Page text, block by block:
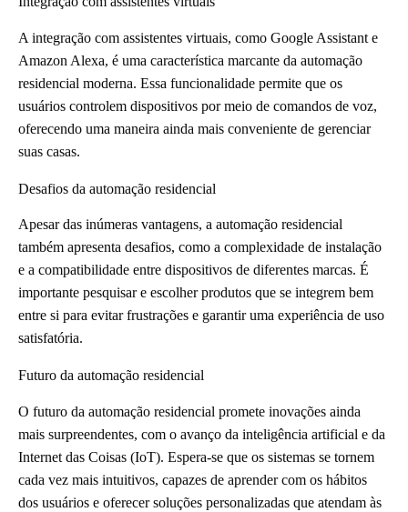
A integração com assistentes virtuais, como Google Assistant e
Amazon Alexa, é uma característica marcante da automação
residencial moderna. Essa funcionalidade permite que os
usuários controlem dispositivos por meio de comandos de voz,
oferecendo uma maneira ainda mais conveniente de gerenciar
suas casas.
Desafios da automação residencial
Apesar das inúmeras vantagens, a automação residencial
também apresenta desafios, como a complexidade de instalação
e a compatibilidade entre dispositivos de diferentes marcas. É
importante pesquisar e escolher produtos que se integrem bem
entre si para evitar frustrações e garantir uma experiência de uso
satisfatória.
Futuro da automação residencial
O futuro da automação residencial promete inovações ainda
mais surpreendentes, com o avanço da inteligência artificial e da
Internet das Coisas (IoT). Espera-se que os sistemas se tornem
cada vez mais intuitivos, capazes de aprender com os hábitos
dos usuários e oferecer soluções personalizadas que atendam às